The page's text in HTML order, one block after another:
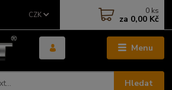
Menu
CZK
Hledat
0 ks
za 0,00 Kč